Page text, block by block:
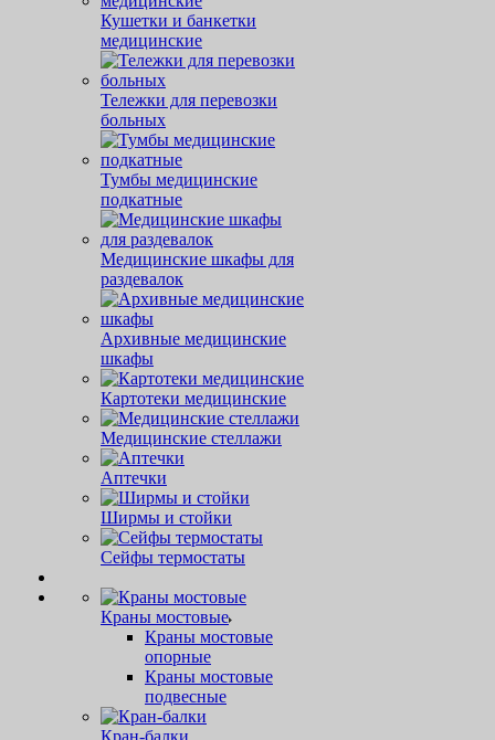
Кушетки и банкетки
медицинские
Тележки для перевозки
больных
Тумбы медицинские
подкатные
Медицинские шкафы для
раздевалок
Архивные медицинские
шкафы
Картотеки медицинские
Медицинские стеллажи
Аптечки
Ширмы и стойки
Сейфы термостаты
Краны мостовые
Краны мостовые
опорные
Краны мостовые
подвесные
Кран-балки